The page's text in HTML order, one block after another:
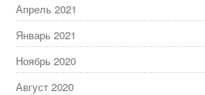
Апрель 2021
Январь 2021
Ноябрь 2020
Август 2020